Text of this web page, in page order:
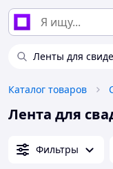
Ленты для
Каталог товаров
Лента для
Фильтры